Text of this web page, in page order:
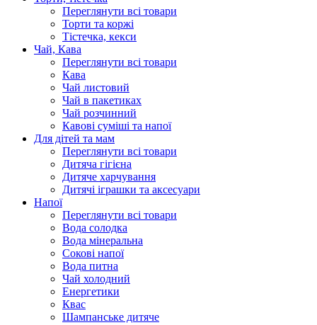
Переглянути всі товари
Торти та коржі
Тістечка, кекси
Чай, Кава
Переглянути всі товари
Кава
Чай листовий
Чай в пакетиках
Чай розчинний
Кавові суміші та напої
Для дітей та мам
Переглянути всі товари
Дитяча гігієна
Дитяче харчування
Дитячі іграшки та аксесуари
Напої
Переглянути всі товари
Вода солодка
Вода мінеральна
Сокові напої
Вода питна
Чай холодний
Енергетики
Квас
Шампанське дитяче